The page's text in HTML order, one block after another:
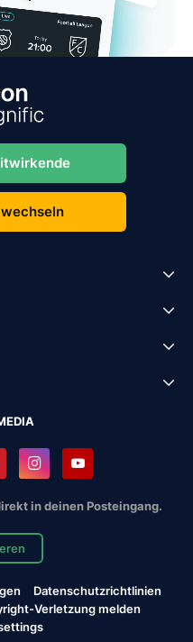
in deinen Posteingang.
Datenschutzrichtlinien
Verletzung melden